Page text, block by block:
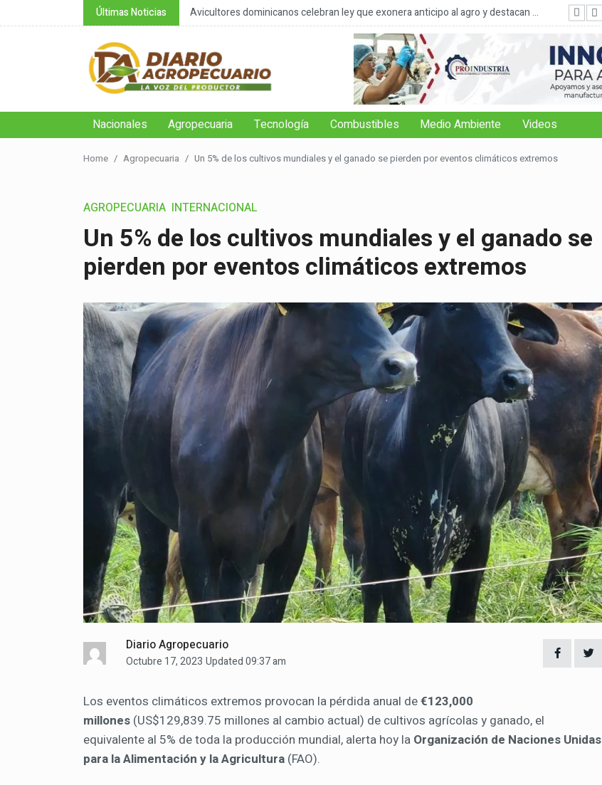
Últimas Noticias
de la negación cli... Avicultores dominicanos celebran ley que exonera anticipo al agro y destacan ...
Nacionales Agropecuaria Tecnología Combustibles Medio Ambiente Videos
Home Agropecuaria Un 5% de los cultivos mundiales y el ganado se pierden por eventos climáticos extremos
AGROPECUARIA INTERNACIONAL
Un 5% de los cultivos mundiales y el ganado se
pierden por eventos climáticos extremos
Diario Agropecuario
Octubre 17, 2023 Updated 09:37 am
Los eventos climáticos extremos provocan la pérdida anual de€123,000
millones (US$129,839.75 millones al cambio actual) de cultivos agrícolas y ganado, el
equivalente al 5% de toda la producción mundial, alerta hoy la Organización de Naciones Unidas
para la Alimentación y la Agricultura (FAO).